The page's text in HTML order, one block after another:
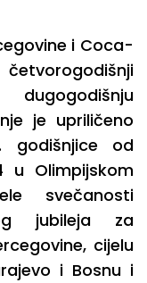
i Coca-
je upriličeno
godišnjice od
u Olimpijskom
svečanosti
jubileja za
cijelu
i Bosnu i